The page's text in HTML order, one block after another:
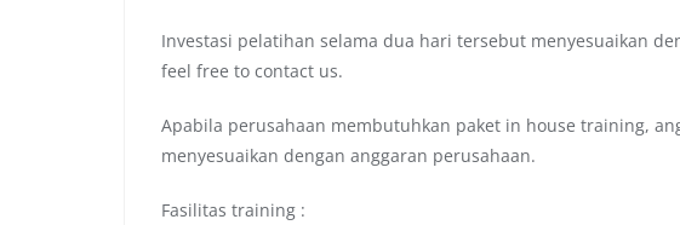
Investasi pelatihan selama dua hari tersebut menyesuaikan
feel free to contact us.
Apabila perusahaan membutuhkan paket in house training,
menyesuaikan dengan anggaran perusahaan.
Fasilitas training :